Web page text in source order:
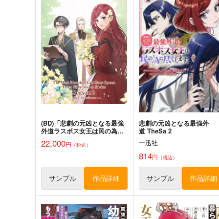
(BD)「悲劇の元凶となる最強
外道ラスボス女王は民の為に
BOX 上巻
22,000円 （税込）
サンプル 作品詳細
悲劇の元凶となる最強外
道 TheSa 2
一迅社
814円 （税込）
サンプル 作品詳細